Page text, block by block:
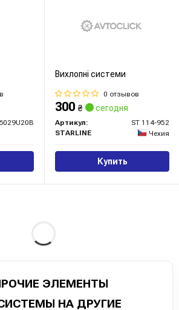
Вихлопнi системи
0 отзывов
300 ₴ сегодня
Артикул:
ST 114-952
STARLINE
Чехия
Купить
ЭЛЕМЕНТЫ
НА ДРУГИЕ